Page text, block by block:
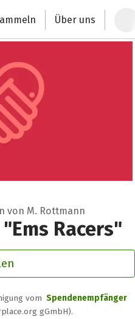
Über uns
von M. Rottmann
Racers"
vom Spendenempfänger
gGmbH).